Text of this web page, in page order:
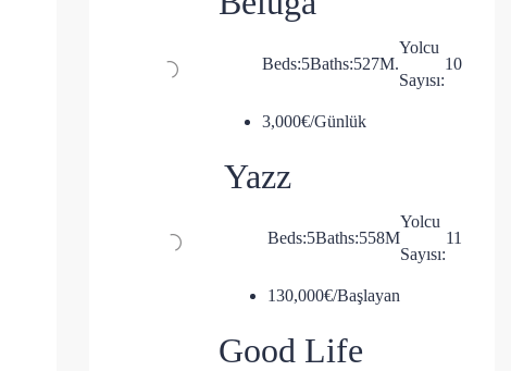
Beds:5Baths:527M.
Yolcu
Sayısı:
10
3,000€/Günlük
Yazz
Beds:5Baths:558M
Yolcu
Sayısı:
11
130,000€/Başlayan
Good Life